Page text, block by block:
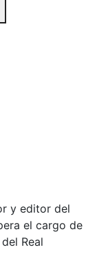
y editor del
el cargo de
Real